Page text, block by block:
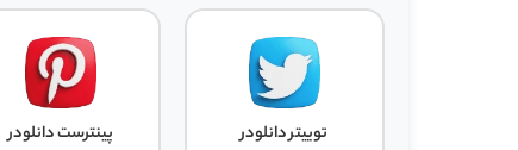
توییتر دانلودر پینترست دانلودر